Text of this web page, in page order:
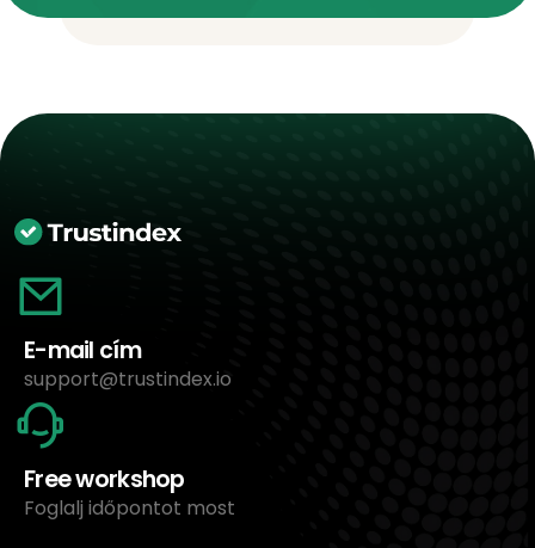
E-mail cím
support@trustindex.io
Free workshop
Foglalj időpontot most